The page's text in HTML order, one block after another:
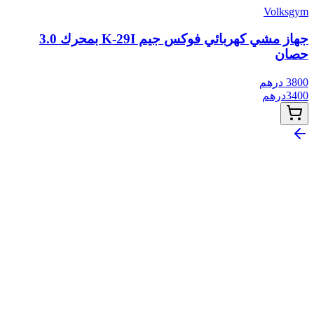
Volksgym
جهاز مشي كهربائي فوكس جيم K-29I بمحرك 3.0
حصان
3800 درهم
3400درهم